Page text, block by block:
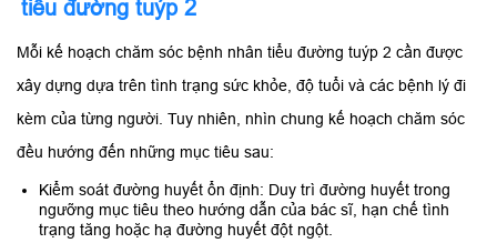
tiểu đường tuýp 2
Mỗi kế hoạch chăm sóc bệnh nhân tiểu đường tuýp 2 cần được
xây dựng dựa trên tình trạng sức khỏe, độ tuổi và các bệnh lý đi
kèm của từng người. Tuy nhiên, nhìn chung kế hoạch chăm sóc
đều hướng đến những mục tiêu sau:
Kiểm soát đường huyết ổn định: Duy trì đường huyết trong
ngưỡng mục tiêu theo hướng dẫn của bác sĩ, hạn chế tình
trạng tăng hoặc hạ đường huyết đột ngột.